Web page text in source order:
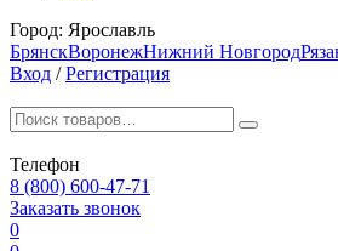
Город: Ярославль
БрянскВоронежНижний Новгород
Вход / Регистрация
Телефон
8 (800) 600-47-71
Заказать звонок
0